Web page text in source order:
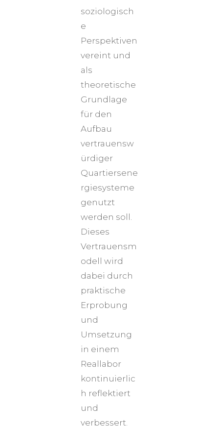
soziologisch
e
Perspektiven
vereint und
als
theoretische
Grundlage
für den
Aufbau
vertrauensw
ürdiger
Quartiersene
rgiesysteme
genutzt
werden soll.
Dieses
Vertrauensm
odell wird
dabei durch
praktische
Erprobung
und
Umsetzung
in einem
Reallabor
kontinuierlic
h reflektiert
und
verbessert.